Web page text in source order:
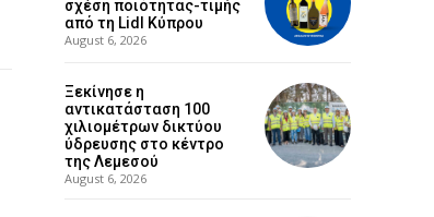
σχέση ποιότητας-τιμής
από τη Lidl Κύπρου
August 6, 2026
Ξεκίνησε η
αντικατάσταση 100
χιλιομέτρων δικτύου
ύδρευσης στο κέντρο
της Λεμεσού
August 6, 2026